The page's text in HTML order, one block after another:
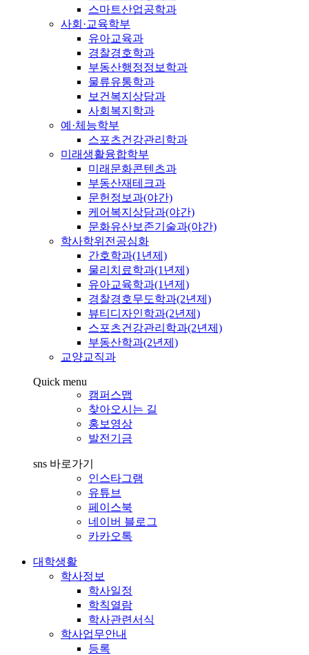
스마트산업공학과
사회·교육학부
유아교육과
경찰경호학과
부동산행정정보학과
물류유통학과
보건복지상담과
사회복지학과
예·체능학부
스포츠건강관리학과
미래생활융합학부
미래문화콘텐츠과
부동산재테크과
문헌정보과(야간)
케어복지상담과(야간)
문화유산보존기술과(야간)
학사학위전공심화
간호학과(1년제)
물리치료학과(1년제)
유아교육학과(1년제)
경찰경호무도학과(2년제)
뷰티디자인학과(2년제)
스포츠건강관리학과(2년제)
부동산학과(2년제)
교양교직과
Quick menu
캠퍼스맵
찾아오시는 길
홍보영상
발전기금
sns 바로가기
인스타그램
유튜브
페이스북
네이버 블로그
카카오톡
대학생활
학사정보
학사일정
학칙열람
학사관련서식
학사업무안내
등록